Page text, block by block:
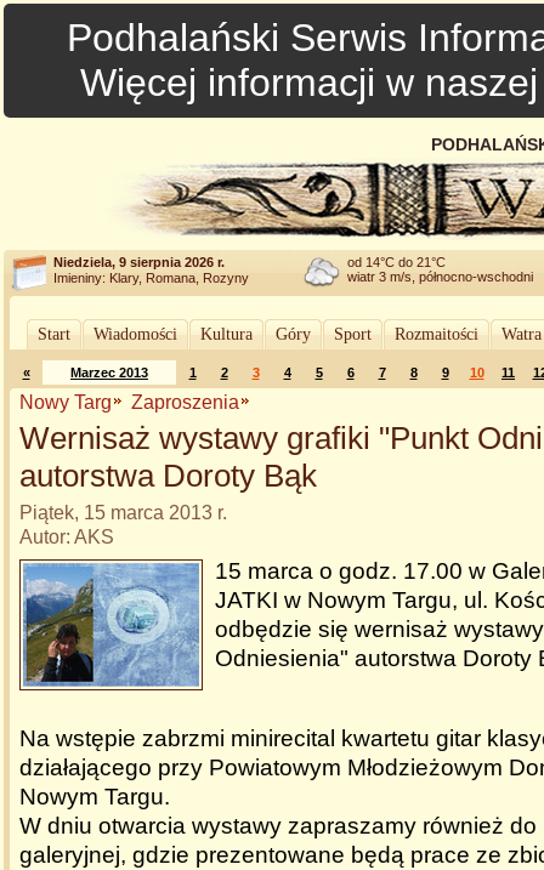
Podhalański Serwis
Więcej informacji w
Niedziela, 9 sierpnia 2026 r.
Imieniny: Klary, Romana, Rozyny
od 14°C do 21°C
wiatr 3 m/s, północno-wschodni
Start Wiadomości Kultura Góry Sport Rozmaitości
« Marzec 2013 1 2 3 4 5 6 7 8 9 10 11
Nowy Targ Zaproszenia
Wernisaż wystawy grafiki "Punkt
autorstwa Doroty Bąk
Piątek, 15 marca 2013 r.
Autor: AKS
15 marca o godz. 17.00 w
JATKI w Nowym Targu, ul.
odbędzie się wernisaż
Odniesienia" autorstwa Doroty
Na wstępie zabrzmi minirecital kwartetu gitar
działającego przy Powiatowym Młodzieżowym
Nowym Targu.
W dniu otwarcia wystawy zapraszamy również
galeryjnej, gdzie prezentowane będą prace ze